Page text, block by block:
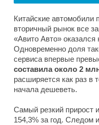
Китайские автомобили
вторичный рынок все
«Авито Авто»
Одновременно доля
сервиса впервые
составила около 2
расширяется как раз в
начала дешеветь.
Самый резкий прирост
154,3% за год. Следом